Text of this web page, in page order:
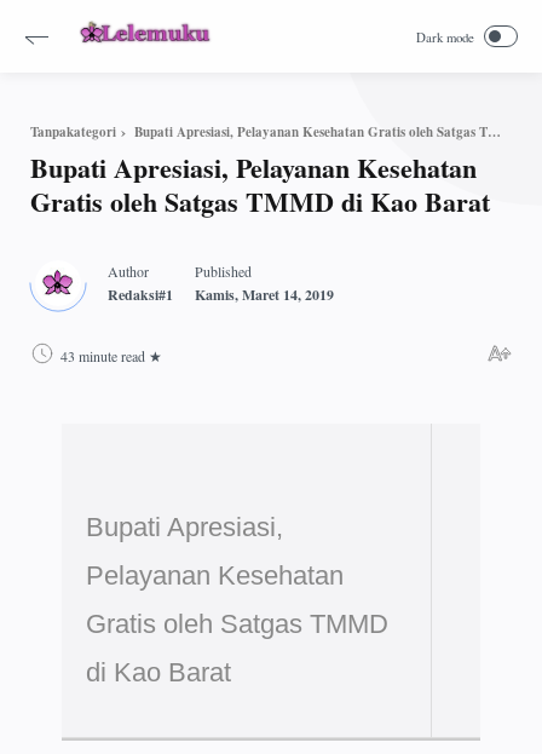
Tanpakategori Bupati Apresiasi, Pelayanan Kesehatan Gratis oleh Satgas TMMD di Kao Barat
Bupati Apresiasi, Pelayanan Kesehatan
Gratis oleh Satgas TMMD di Kao Barat
43 minute read
Bupati Apresiasi,
Pelayanan Kesehatan
Gratis oleh Satgas TMMD
di Kao Barat